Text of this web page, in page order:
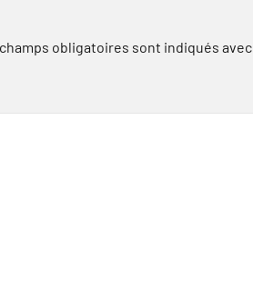
obligatoires sont indiqués avec